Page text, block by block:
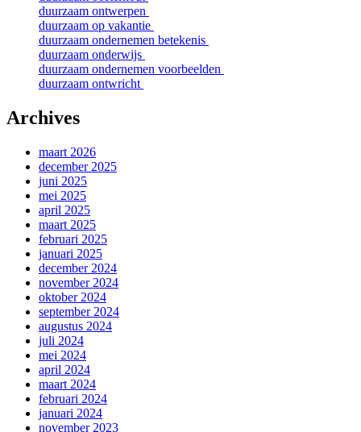
duurzaam ontwerpen
duurzaam op vakantie
duurzaam ondernemen betekenis
duurzaam onderwijs
duurzaam ondernemen voorbeelden
duurzaam ontwricht
Archives
maart 2026
december 2025
juni 2025
mei 2025
april 2025
maart 2025
februari 2025
januari 2025
december 2024
november 2024
oktober 2024
september 2024
augustus 2024
juli 2024
mei 2024
april 2024
maart 2024
februari 2024
januari 2024
november 2023